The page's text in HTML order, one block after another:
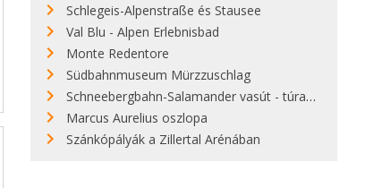
Schlegeis-Alpenstraße és Stausee
Val Blu - Alpen Erlebnisbad
Monte Redentore
Südbahnmuseum Mürzzuschlag
Schneebergbahn-Salamander vasút - túratipp, árak
Marcus Aurelius oszlopa
Szánkópályák a Zillertal Arénában